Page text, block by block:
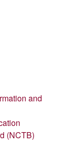
and
(NCTB)